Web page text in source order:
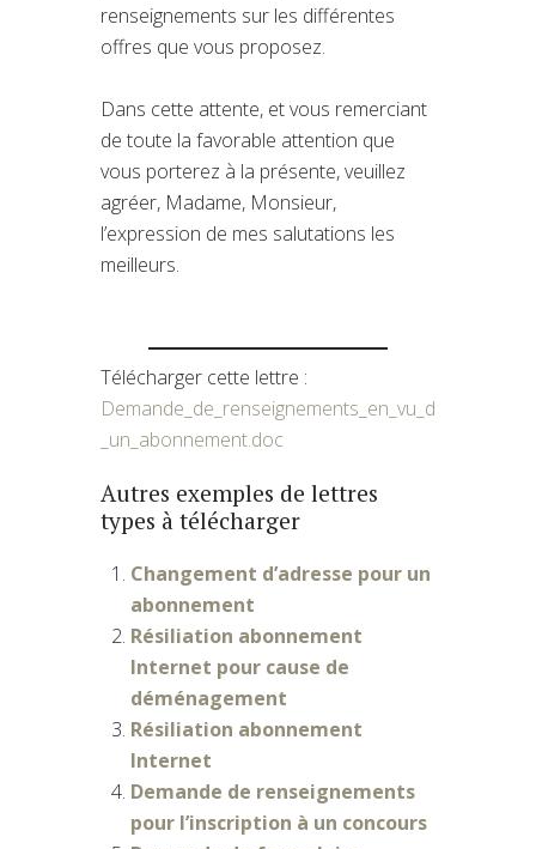
renseignements sur les différentes
offres que vous proposez.
Dans cette attente, et vous remerciant
de toute la favorable attention que
vous porterez à la présente, veuillez
agréer, Madame, Monsieur,
l’expression de mes salutations les
meilleurs.
Télécharger cette lettre :
Demande_de_renseignements_en_vu_d
_un_abonnement.doc
Autres exemples de lettres
types à télécharger
Changement d’adresse pour un
abonnement
Résiliation abonnement
Internet pour cause de
déménagement
Résiliation abonnement
Internet
Demande de renseignements
pour l’inscription à un concours